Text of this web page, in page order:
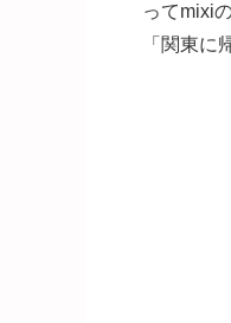
ってmixi
「関東に